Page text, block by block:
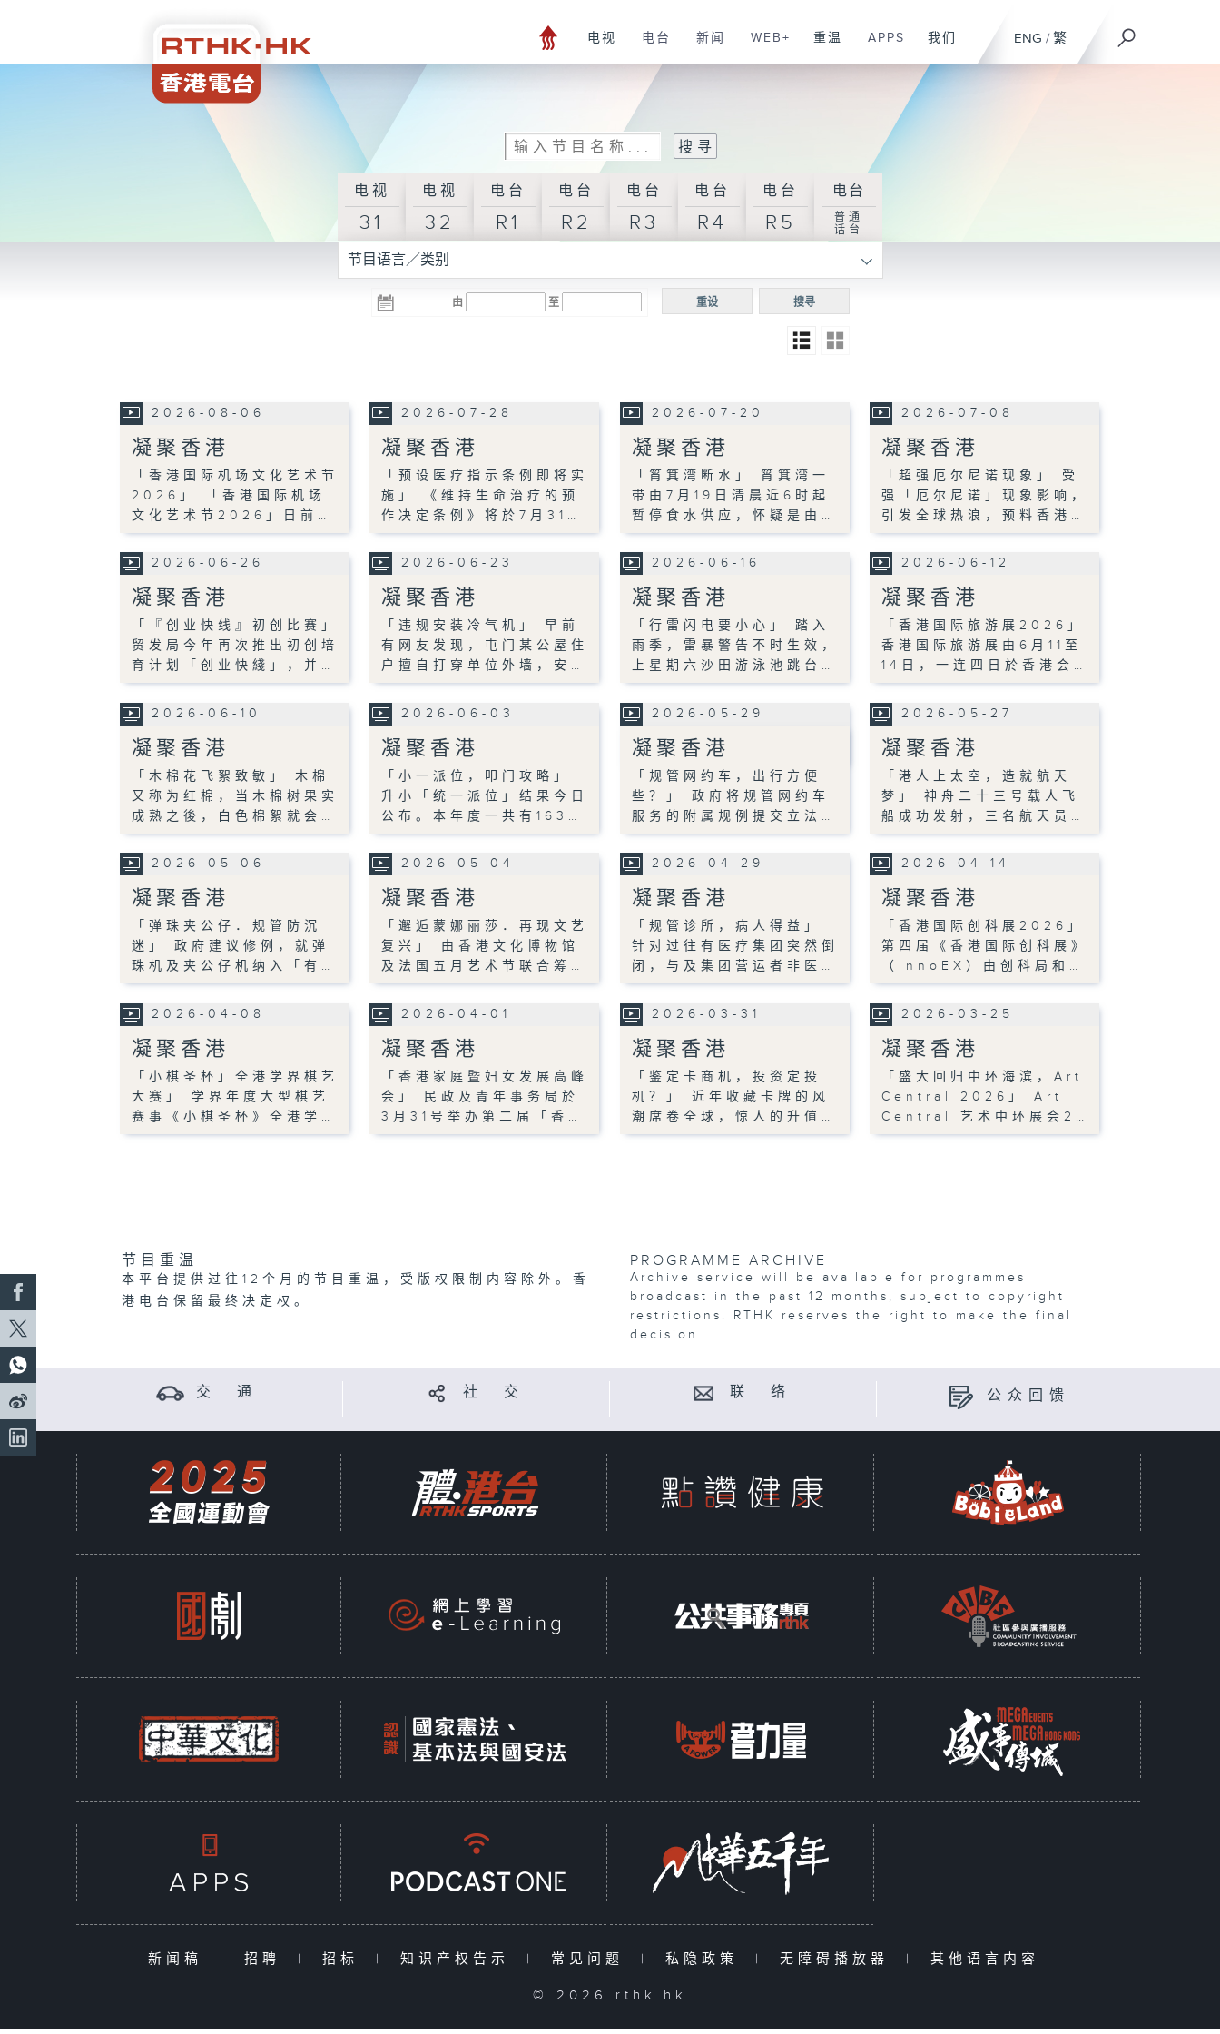
ENG / 繁
电视 电台 新闻 WEB+ 重温 APPS 我们
电视
31
电视
32
电台
R1
电台
R2
电台
R3
电台
R4
电台
R5
电台
普通
话台
节目语言／类别
由 至 搜寻
重设
2026-08-06
凝聚香港
「香港国际机场文化艺术节
2026」 「香港国际机场
文化艺术节2026」日前…
2026-07-28
凝聚香港
「预设医疗指示条例即将实
施」 《维持生命治疗的预
作决定条例》将於7月31…
2026-07-20
凝聚香港
「筲箕湾断水」 筲箕湾一
带由7月19日清晨近6时起
暂停食水供应，怀疑是由…
2026-07-08
凝聚香港
「超强厄尔尼诺现象」 受
强「厄尔尼诺」现象影响，
引发全球热浪，预料香港…
2026-06-26
凝聚香港
「『创业快线』初创比赛」
贸发局今年再次推出初创培
育计划「创业快綫」，并…
2026-06-23
凝聚香港
「违规安装冷气机」 早前
有网友发现，屯门某公屋住
户擅自打穿单位外墙，安…
2026-06-16
凝聚香港
「行雷闪电要小心」 踏入
雨季，雷暴警告不时生效，
上星期六沙田游泳池跳台…
2026-06-12
凝聚香港
「香港国际旅游展2026」
香港国际旅游展由6月11至
14日，一连四日於香港会…
2026-06-10
凝聚香港
「木棉花飞絮致敏」 木棉
又称为红棉，当木棉树果实
成熟之後，白色棉絮就会…
2026-06-03
凝聚香港
「小一派位，叩门攻略」
升小「统一派位」结果今日
公布。本年度一共有163…
2026-05-29
凝聚香港
「规管网约车，出行方便
些？」 政府将规管网约车
服务的附属规例提交立法…
2026-05-27
凝聚香港
「港人上太空，造就航天
梦」 神舟二十三号载人飞
船成功发射，三名航天员…
2026-05-06
凝聚香港
「弹珠夹公仔．规管防沉
迷」 政府建议修例，就弹
珠机及夹公仔机纳入「有…
2026-05-04
凝聚香港
「邂逅蒙娜丽莎．再现文艺
复兴」 由香港文化博物馆
及法国五月艺术节联合筹…
2026-04-29
凝聚香港
「规管诊所，病人得益」
针对过往有医疗集团突然倒
闭，与及集团营运者非医…
2026-04-14
凝聚香港
「香港国际创科展2026」
第四届《香港国际创科展》
（InnoEX）由创科局和…
2026-04-08
凝聚香港
「小棋圣杯」全港学界棋艺
大赛」 学界年度大型棋艺
赛事《小棋圣杯》全港学…
2026-04-01
凝聚香港
「香港家庭暨妇女发展高峰
会」 民政及青年事务局於
3月31号举办第二届「香…
2026-03-31
凝聚香港
「鉴定卡商机，投资定投
机？」 近年收藏卡牌的风
潮席卷全球，惊人的升值…
2026-03-25
凝聚香港
「盛大回归中环海滨，Art
Central 2026」 Art
Central 艺术中环展会2…
节目重温
本平台提供过往12个月的节目重温，受版权限制内容除外。香
港电台保留最终决定权。
PROGRAMME ARCHIVE
Archive service will be available for programmes
broadcast in the past 12 months, subject to copyright
restrictions. RTHK reserves the right to make the final
decision.
交 通 社 交 联 络 公众回馈
新闻稿 | 招聘 | 招标 | 知识产权告示 | 常见问题 | 私隐政策 | 无障碍播放器 | 其他语言内容 |
© 2026 rthk.hk